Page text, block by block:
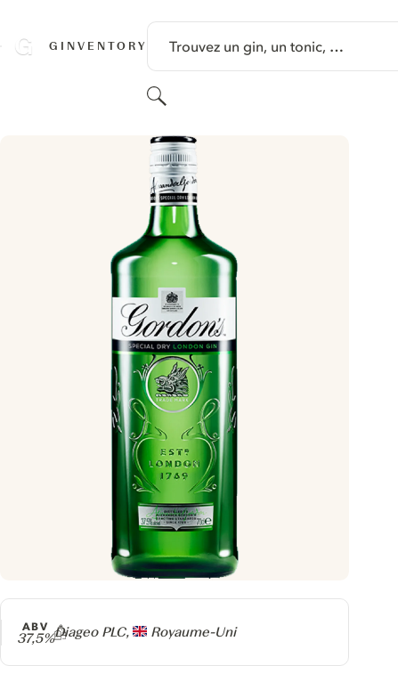
GINVENTORY Trouvez un gin, un tonic, …
Rechercher
Producteur
Diageo PLC, Royaume-Uni
ABV
37,5%